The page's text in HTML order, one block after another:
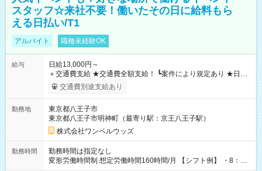
スタッフ☆来社不要！働いたその日に給料もら
える日払い/T1
アルバイト 職種未経験OK
給与
日給13,000円～
＋交通費支給 ★交通費全額支給！ ┗案件により規定あり ★日払
いOK！（規定あり） ┗働いたその日に現金GET♪ お仕事後はコ
ンビニATMから 日払い分を引き落とせます！ 【試用期間】試
交通費別途支給あり
勤務地
東京都八王子市
東京都八王子市明神町（最寄り駅：京王八王子駅）
株式会社ワンベルウッズ
勤務時間
勤務時間は指定なし
変形労働時間制 想定労働時間160時間/月 【シフト例】 ・8：00